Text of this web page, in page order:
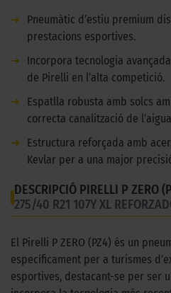
➜
Pneumàtic d’estiu premium
prestacions esportives.
➜
Incorpora tecnologia
de Pirelli en l’alta competició.
➜
Espatlla robusta amb solcs
correcta canalització de
➜
Estructura reforçada amb
Kevlar per a una major
DESCRIPCIÓ PIRELLI P ZERO
275/40 R21 107Y XL
El Pirelli P ZERO (PZ4) és un
específicament per a turismes
esportives, destacant-se per ser